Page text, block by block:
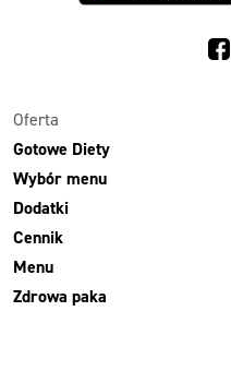
Oferta
Gotowe Diety
Wybór menu
Dodatki
Cennik
Menu
Zdrowa paka